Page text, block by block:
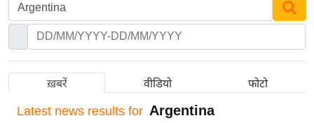
र
ष्ट्री
अं
ख़बरें वीडियो फोटो
Latest news results for Argentina